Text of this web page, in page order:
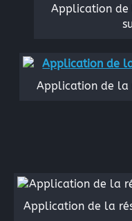
Application de
Application de la
Application de la